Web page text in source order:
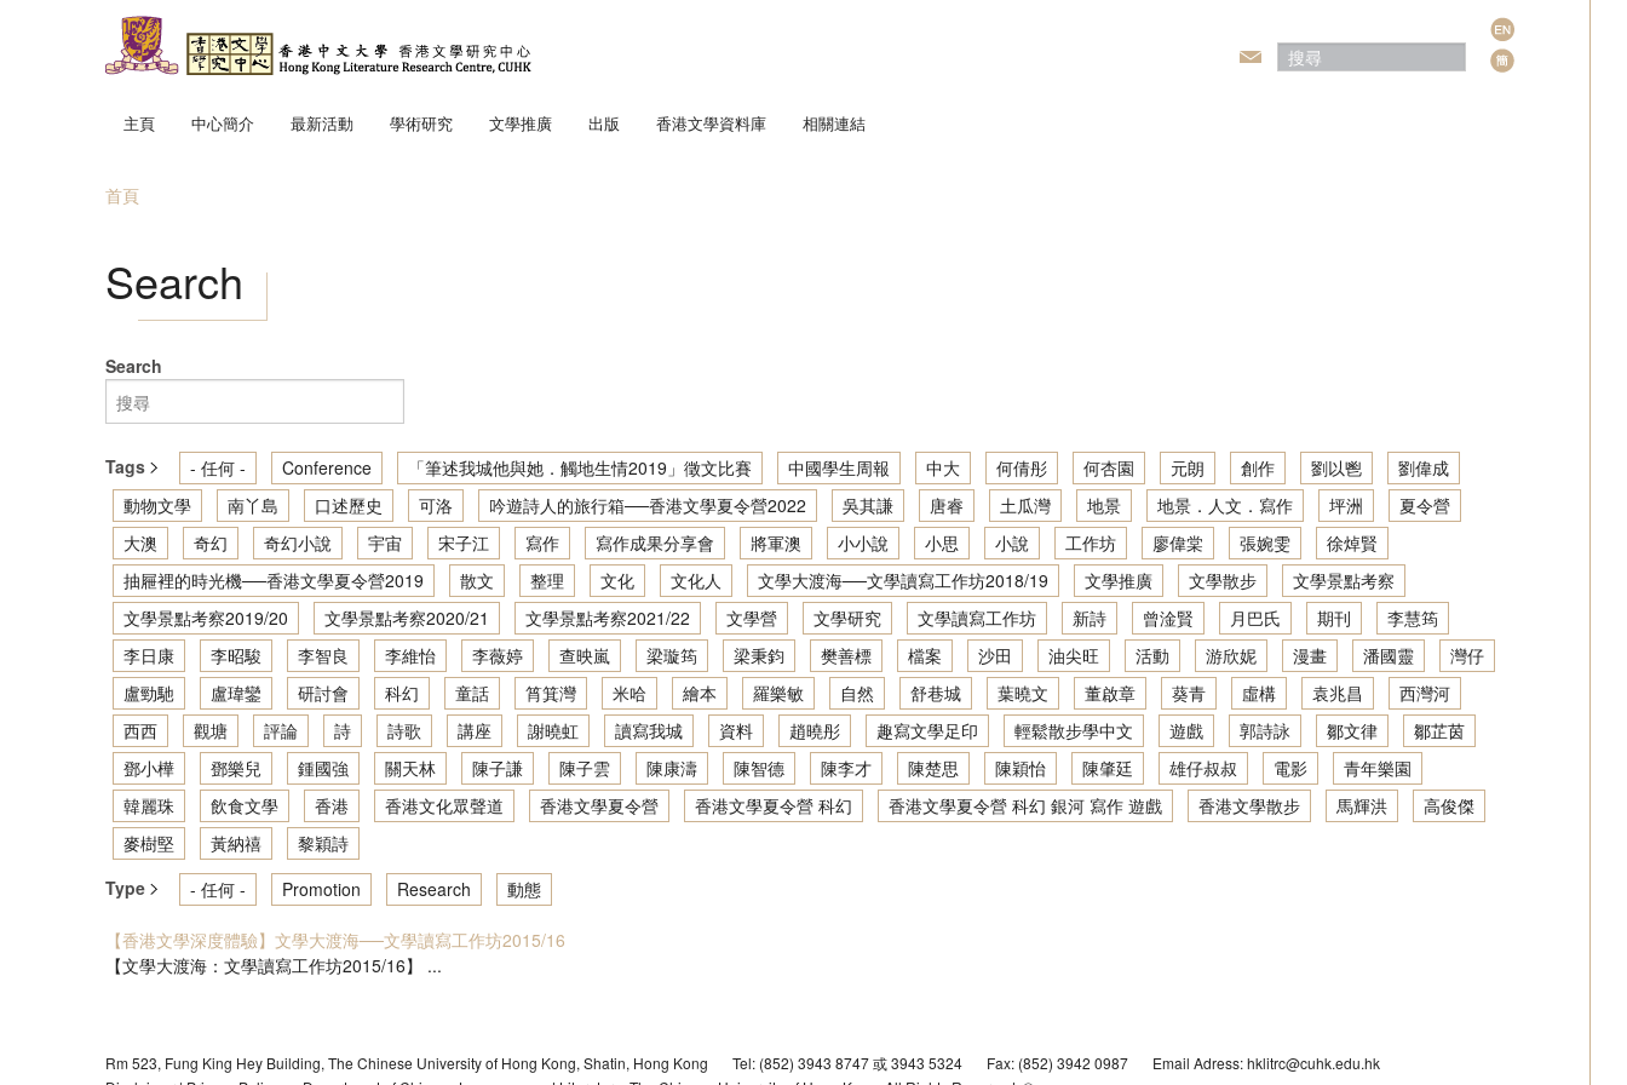
語
主頁
中心簡介
最新活動 學術研究
文學推廣
地景．人文．寫作：中學生社區文學導覽繪本創作集
地景．人文．寫作：中學生社區文學導覽資料及創作集
地景．人文．寫作：創意寫作坊2021／22
地景．人文．寫作：創意寫作坊2022／23
地景．人文．寫作：繪本製作班2022／23
筆述我城他與她：初中學生文學景點考察2018／19
寫作成果分享會 2015/16
讀寫我城：初中學生文學景點考察 2015/16
文學大渡海──文學讀寫網上工作坊2021/22
香港文學深度體驗：文學景點考察2020/21
文學大渡海──文學讀寫網上工作坊2020/21
香港文學深度體驗：文學景點考察2019/20
文學大渡海──文學讀寫網上工作坊2019/20
香港文學深度體驗：文學景點考察2018/19
文學大渡海──文學讀寫工作坊2018/19
文學景點考察2016/17
出版
香港文學資料庫 相關連結
您在這裡
首頁
Search
Search
Tags - 任何 - Conference 「筆述我城他與她．觸地生情2019」徵文比賽 中國學生周報 中大 何倩彤 何杏園 元朗 創作 劉以鬯
劉偉成
動物文學
南丫島 口述歷史 可洛 吟遊詩人的旅行箱──香港文學夏令營2022 吳其謙 唐睿 土瓜灣 地景 地景．人文．寫作 坪洲
夏令營
大澳
奇幻 奇幻小說 宇宙 宋子江 寫作 寫作成果分享會 將軍澳 小小說 小思 小說 工作坊 廖偉棠 張婉雯
徐焯賢
抽屜裡的時光機──香港文學夏令營2019
散文 整理 文化 文化人 文學大渡海──文學讀寫工作坊2018/19 文學推廣 文學散步
文學景點考察
文學景點考察2019/20
文學景點考察2020/21 文學景點考察2021/22 文學營 文學研究 文學讀寫工作坊 新詩 曾淦賢 月巴氏 期刊
李慧筠
李日康
李昭駿 李智良 李維怡 李薇婷 查映嵐 梁璇筠 梁秉鈞 樊善標 檔案 沙田 油尖旺 活動 游欣妮 漫畫 潘國靈
灣仔
盧勁馳
盧瑋鑾 研討會 科幻 童話 筲箕灣 米哈 繪本 羅樂敏 自然 舒巷城 葉曉文 董啟章 葵青 虛構 袁兆昌
西灣河
西西
觀塘 評論 詩 詩歌 講座 謝曉虹 讀寫我城 資料 趙曉彤 趣寫文學足印 輕鬆散步學中文 遊戲 郭詩詠 鄒文律
鄒芷茵
鄧小樺
鄧樂兒 鍾國強 關天林 陳子謙 陳子雲 陳康濤 陳智德 陳李才 陳楚思 陳穎怡 陳肇廷 雄仔叔叔 電影
青年樂園
韓麗珠
飲食文學 香港 香港文化眾聲道 香港文學夏令營 香港文學夏令營 科幻 香港文學夏令營 科幻 銀河 寫作 遊戲 香港文學散步 馬輝洪
高俊傑
麥樹堅
黃納禧
黎穎詩
Type
- 任何 - Promotion Research 動態
【香港文學深度體驗】文學大渡海──文學讀寫工作坊2015/16
【文學大渡海：文學讀寫工作坊2015/16】 ...
Rm 523, Fung King Hey Building, The Chinese University of Hong Kong, Shatin, Hong Kong Tel: (852) 3943 8747 或 3943 5324 Fax: (852) 3942 0987
Email Adress: hklitrc@cuhk.edu.hk